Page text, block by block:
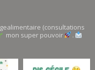
(consultations
mon super pouvoir
.